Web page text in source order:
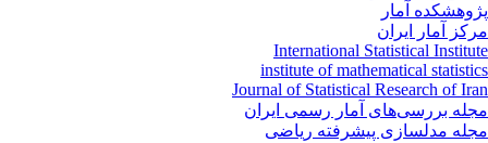
آمار
آمار ایران
International Statistical
institute of mathematical
Journal of Statistical Research of
بررسی‌های آمار رسمی ایران
مدلسازی پیشرفته ریاضی